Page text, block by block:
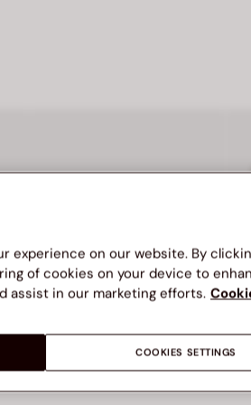
Harga Rp 179,900
experience on our website. By
of cookies on your device to
assist in our marketing efforts.
COOKIES SETTINGS